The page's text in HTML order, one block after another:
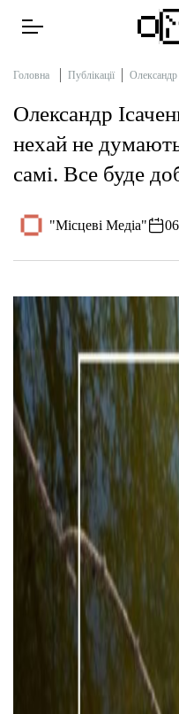
Новини
Тексти
Про нас
Бюджет
Тендери
Довідник
Контакти
Рекламні прайси
Підтримати «місцевих»
Редакційна політика
Головна Публікації Олександр
Олександр
нехай не
самі. Все буде
"Місцеві Медіа"